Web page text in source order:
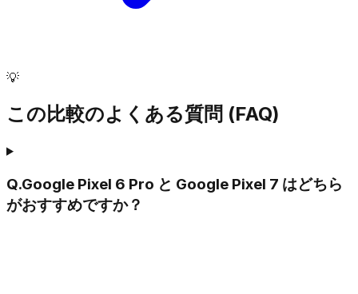
💡
この比較のよくある質問 (FAQ)
Q.Google Pixel 6 Pro と Google Pixel 7 はどちら
がおすすめですか？